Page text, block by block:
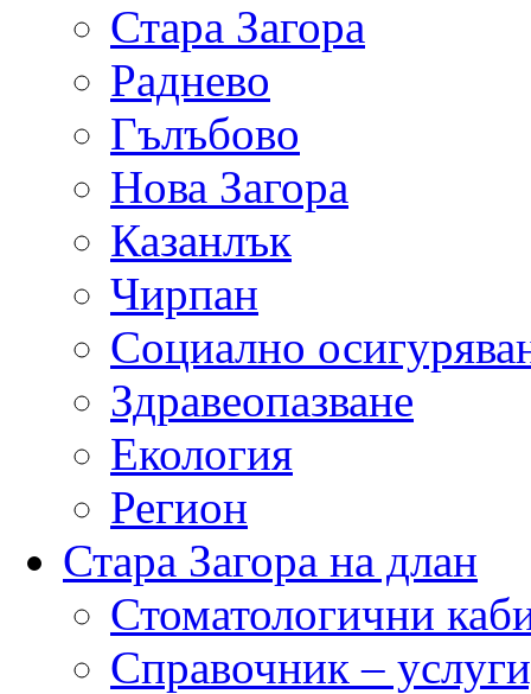
Стара Загора
Раднево
Гълъбово
Нова Загора
Казанлък
Чирпан
Социално
Здравеопазване
Екология
Регион
Стара Загора на длан
Стоматологични
Справочник –